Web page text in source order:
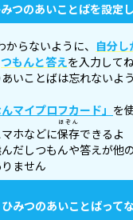
つのあいことばを設定
らないように、 自分
つもんと答えを入力してね
いことばは忘れないよ
んマイプロフカード」 を
ホなどに保存
ほぞん
できるよ
だしつもんや答えが他
ません
ひみつのあいことばって